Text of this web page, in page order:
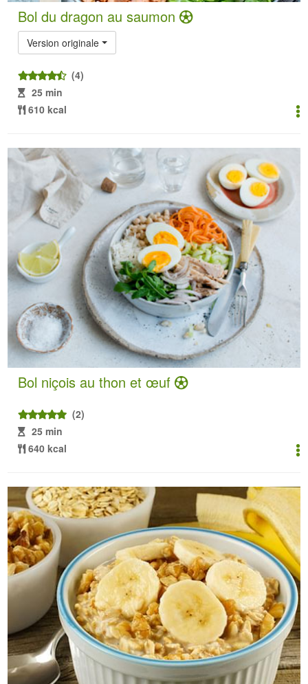
Bol du dragon au saumon
Version originale
(4)
25 min
610 kcal
Bol niçois au thon et œuf
(2)
25 min
640 kcal